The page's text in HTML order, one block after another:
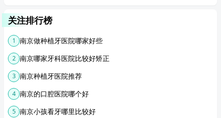
关注排行榜
1 南京做种植牙医院哪家好些
2 南京哪家牙科医院比较好矫正
3 南京种植牙医院推荐
4 南京的口腔医院哪个好
5 南京小孩看牙哪里比较好